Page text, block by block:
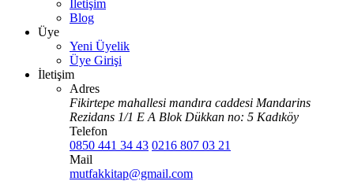
İletişim
Blog
Üye
Yeni Üyelik
Üye Girişi
İletişim
Adres
Fikirtepe mahallesi mandıra caddesi Mandarins
Rezidans 1/1 E A Blok Dükkan no: 5 Kadıköy
Telefon
0850 441 34 43 0216 807 03 21
Mail
mutfakkitap@gmail.com